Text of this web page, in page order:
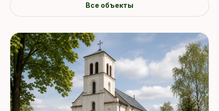
Все объекты